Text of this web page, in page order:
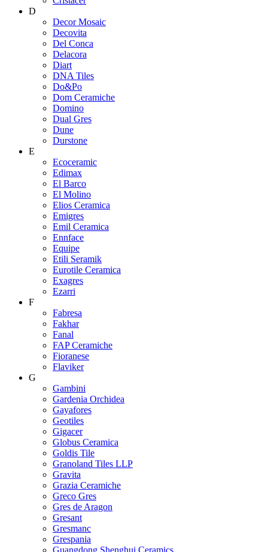
D
Decor Mosaic
Decovita
Del Conca
Delacora
Diart
DNA Tiles
Do&Po
Dom Ceramiche
Domino
Dual Gres
Dune
Durstone
E
Ecoceramic
Edimax
El Barco
El Molino
Elios Ceramica
Emigres
Emil Ceramica
Ennface
Equipe
Etili Seramik
Eurotile Ceramica
Exagres
Ezarri
F
Fabresa
Fakhar
Fanal
FAP Ceramiche
Fioranese
Flaviker
G
Gambini
Gardenia Orchidea
Gayafores
Geotiles
Gigacer
Globus Ceramica
Goldis Tile
Granoland Tiles LLP
Gravita
Grazia Ceramiche
Greco Gres
Gres de Aragon
Gresant
Gresmanc
Grespania
Guangdong Shenghui Ceramics